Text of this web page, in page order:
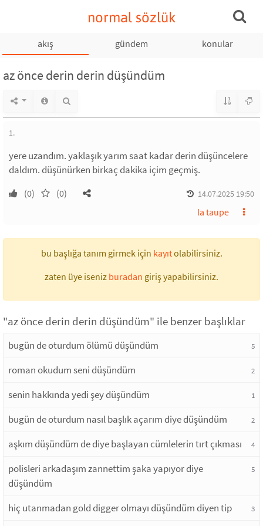
normal sözlük
akış gündem konular
az önce derin derin düşündüm
1.
yere uzandım. yaklaşık yarım saat kadar derin düşüncelere
daldım. düşünürken birkaç dakika içim geçmiş.
(0) (0) 14.07.2025 19:50
la taupe
bu başlığa tanım girmek için kayıtolabilirsiniz.
zaten üye iseniz buradan giriş yapabilirsiniz.
"az önce derin derin düşündüm" ile benzer başlıklar
bugün de oturdum ölümü düşündüm 5
roman okudum seni düşündüm 2
senin hakkında yedi şey düşündüm 1
bugün de oturdum nasıl başlık açarım diye düşündüm 2
aşkım düşündüm de diye başlayan cümlelerin tırt çıkması 4
polisleri arkadaşım zannettim şaka yapıyor diye
düşündüm
5
hiç utanmadan gold digger olmayı düşündüm diyen tip 3